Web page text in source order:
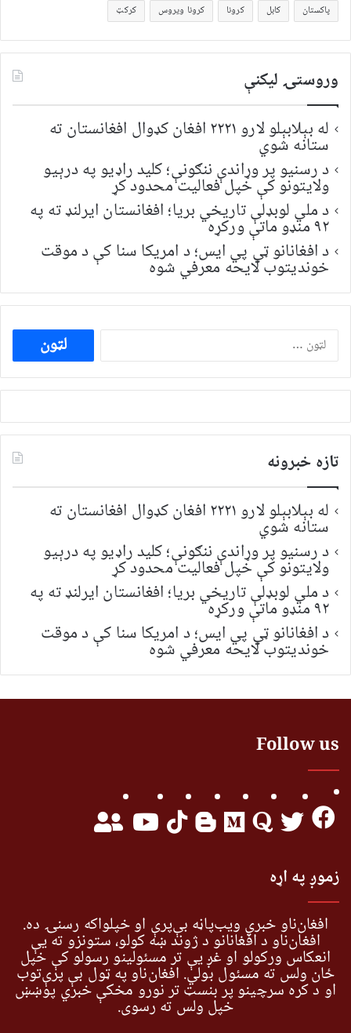
پاکستان
کابل کرونا کرونا ویروس کرکټ
وروستۍ ليکنې
له بېلابېلو لارو ۲۲۲۱ افغان کډوال افغانستان ته
ستانه شوي
د رسنیو پر وړاندې ننګونې؛ کلید راډیو په درېیو
ولایتونو کې خپل فعالیت محدود کړ
د ملي لوبډلې تاریخي بریا؛ افغانستان ایرلنډ ته په
۹۲ منډو ماتې ورکړه
د افغانانو ټي پي ایس؛ د امریکا سنا کې د موقت
خونديتوب لایحه معرفي شوه
ددی
لپاره
لټون:
تازه خبرونه
له بېلابېلو لارو ۲۲۲۱ افغان کډوال افغانستان ته
ستانه شوي
د رسنیو پر وړاندې ننګونې؛ کلید راډیو په درېیو
ولایتونو کې خپل فعالیت محدود کړ
د ملي لوبډلې تاریخي بریا؛ افغانستان ایرلنډ ته په
۹۲ منډو ماتې ورکړه
د افغانانو ټي پي ایس؛ د امریکا سنا کې د موقت
خونديتوب لایحه معرفي شوه
Follow us
زموږ په اړه
افغان‌ناو خبري ویب‌پاڼه بې‌پرې او خپلواکه رسنۍ ده.
افغان‌ناو د افغانانو د ژوند ښه کولو، ستونزو ته یې
انعکاس ورکولو او غږ یې تر مسئولینو رسولو کې خپل
ځان ولس ته مسئول بولي. افغان‌ناو په ټول بې پرې‌توب
او د کره سرچینو پر بنسټ تر نورو مخکې خبري پوښښ
خپل ولس ته رسوي.